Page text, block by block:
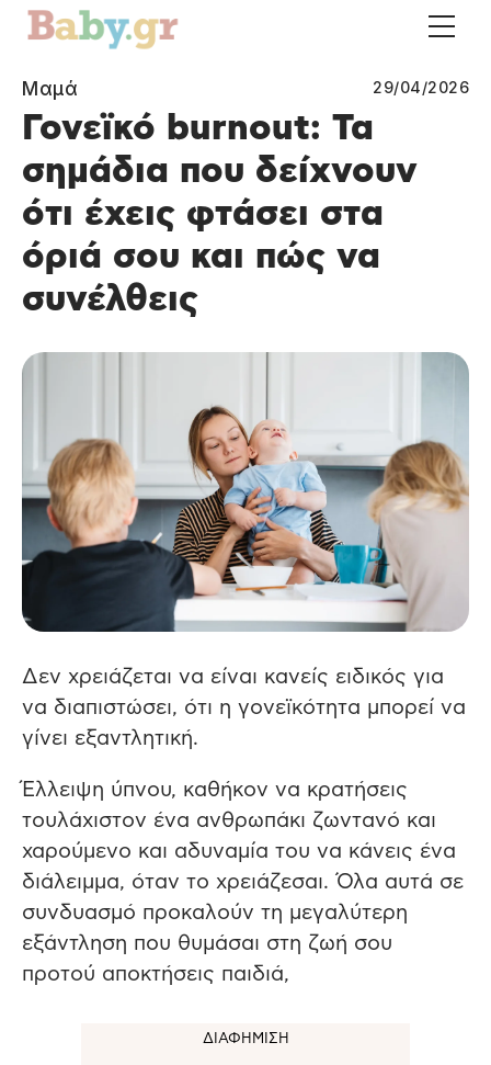
Μαμά 29/04/2026
Γονεϊκό burnout: Τα
σημάδια που δείχνουν
ότι έχεις φτάσει στα
όριά σου και πώς να
συνέλθεις
Δεν χρειάζεται να είναι κανείς ειδικός για
να διαπιστώσει, ότι η γονεϊκότητα μπορεί να
γίνει εξαντλητική.
Έλλειψη ύπνου, καθήκον να κρατήσεις
τουλάχιστον ένα ανθρωπάκι ζωντανό και
χαρούμενο και αδυναμία του να κάνεις ένα
διάλειμμα, όταν το χρειάζεσαι. Όλα αυτά σε
συνδυασμό προκαλούν τη μεγαλύτερη
εξάντληση που θυμάσαι στη ζωή σου
προτού αποκτήσεις παιδιά,